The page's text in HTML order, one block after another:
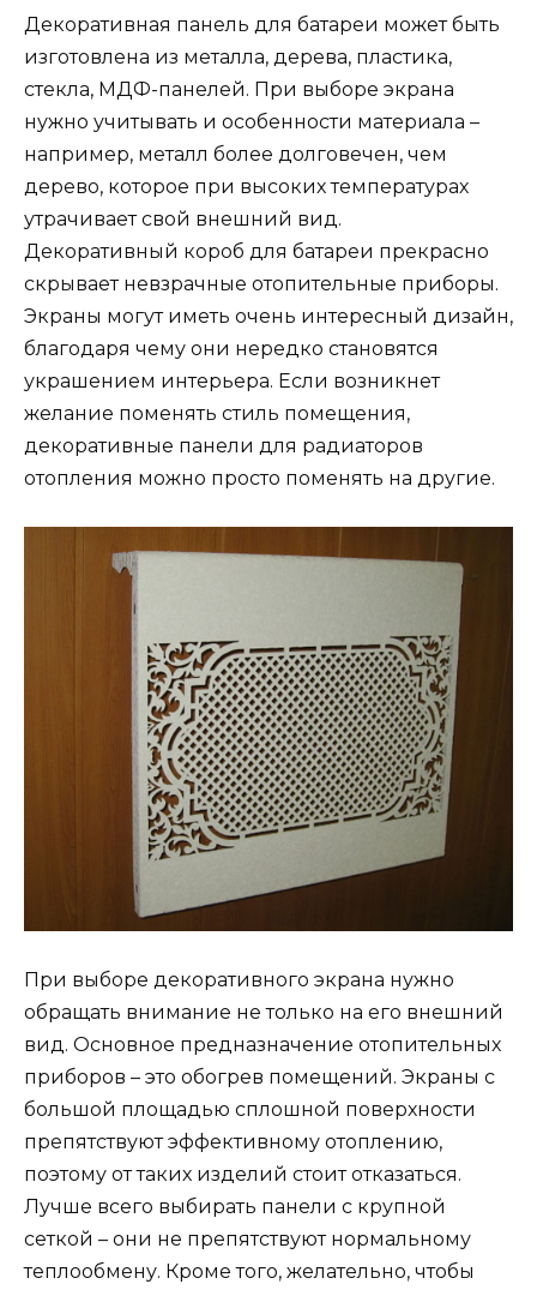
Декоративная панель для батареи может быть
изготовлена из металла, дерева, пластика,
стекла, МДФ-панелей. При выборе экрана
нужно учитывать и особенности материала –
например, металл более долговечен, чем
дерево, которое при высоких температурах
утрачивает свой внешний вид.
Декоративный короб для батареи прекрасно
скрывает невзрачные отопительные приборы.
Экраны могут иметь очень интересный дизайн,
благодаря чему они нередко становятся
украшением интерьера. Если возникнет
желание поменять стиль помещения,
декоративные панели для радиаторов
отопления можно просто поменять на другие.
При выборе декоративного экрана нужно
обращать внимание не только на его внешний
вид. Основное предназначение отопительных
приборов – это обогрев помещений. Экраны с
большой площадью сплошной поверхности
препятствуют эффективному отоплению,
поэтому от таких изделий стоит отказаться.
Лучше всего выбирать панели с крупной
сеткой – они не препятствуют нормальному
теплообмену. Кроме того, желательно, чтобы